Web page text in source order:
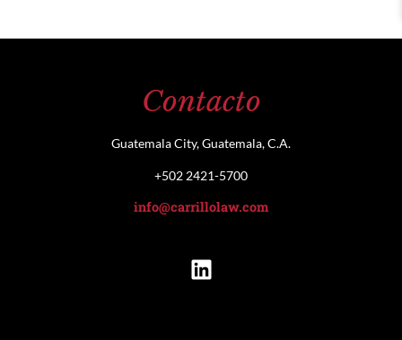
Contacto
Guatemala City, Guatemala, C.A.
+502 2421-5700
info@carrillolaw.com